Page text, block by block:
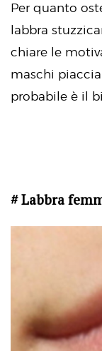
Per quanto
labbra
chiare le
maschi
probabile è il
# Labbra